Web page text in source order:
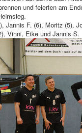
und feierten am
Jannis F. (6), Moritz (5),
Vinni, Eike und Jannis S.